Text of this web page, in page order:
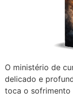
O ministério de
delicado e
toca o sofrimento